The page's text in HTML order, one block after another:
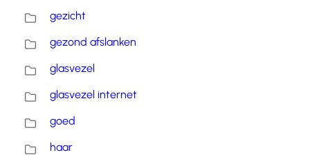
gezicht
gezond afslanken
glasvezel
glasvezel internet
goed
haar